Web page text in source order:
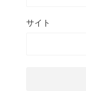
サイト